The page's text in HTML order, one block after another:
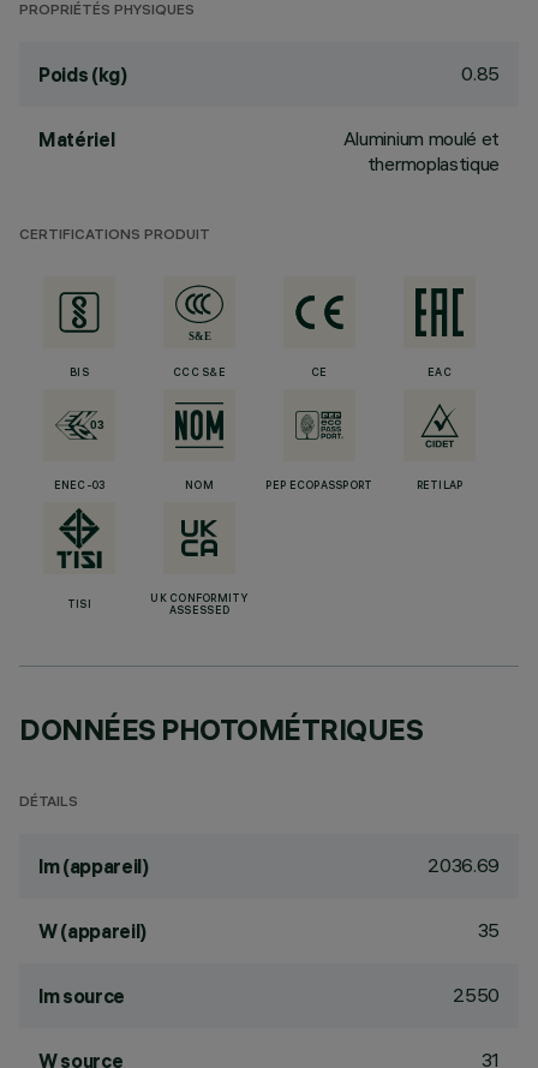
PROPRIÉTÉS PHYSIQUES
Poids (kg) 0.85
Matériel
Aluminium moulé et
thermoplastique
CERTIFICATIONS PRODUIT
BIS CCC S&E CE EAC
ENEC-03 NOM PEP ECOPASSPORT RETILAP
TISI
UK CONFORMITY
ASSESSED
DONNÉES PHOTOMÉTRIQUES
DÉTAILS
lm (appareil) 2036.69
W (appareil) 35
lm source 2550
W source 31